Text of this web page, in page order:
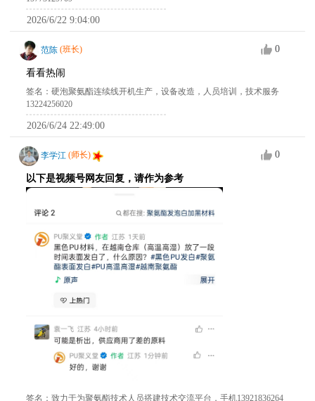
2026/6/22 9:04:00
范陈(班长) 0
看看热闹
签名：硬泡聚氨酯连续线开机生产，设备改造，人员培训，技术服务
13224256020
2026/6/24 22:49:00
李学江 (师长) 0
以下是视频号网友回复，请作为参考
签名：致力于为聚氨酯技术人员搭建技术交流平台，手机13921836264